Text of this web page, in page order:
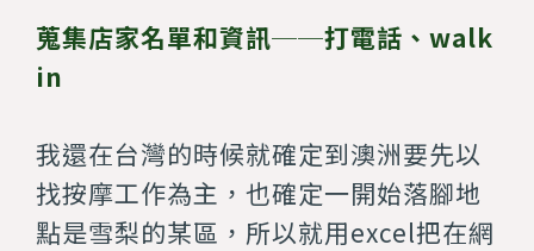
蒐集店家名單和資訊──打電話、walk
in
我還在台灣的時候就確定到澳洲要先以
找按摩工作為主，也確定一開始落腳地
點是雪梨的某區，所以就用excel把在網